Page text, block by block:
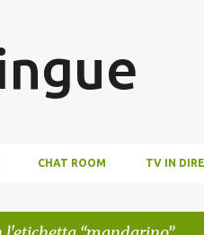
CHAT ROOM TV IN